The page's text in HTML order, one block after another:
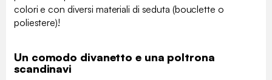
colori e con diversi materiali di seduta (bouclette o
poliestere)!
Un comodo divanetto e una poltrona
scandinavi